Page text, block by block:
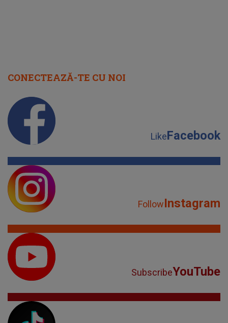
CONECTEAZĂ-TE CU NOI
LikeFacebook
FollowInstagram
SubscribeYouTube